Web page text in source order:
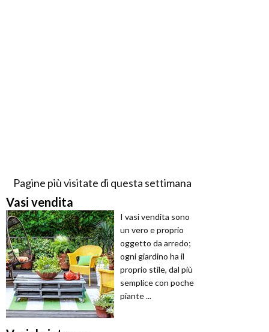
Pagine più visitate di questa settimana
Vasi vendita
I vasi vendita sono
un vero e proprio
oggetto da arredo;
ogni giardino ha il
proprio stile, dal più
semplice con poche
piante ...